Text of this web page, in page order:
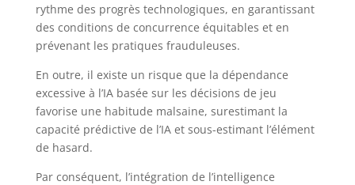
rythme des progrès technologiques, en garantissant
des conditions de concurrence équitables et en
prévenant les pratiques frauduleuses.
En outre, il existe un risque que la dépendance
excessive à l’IA basée sur les décisions de jeu
favorise une habitude malsaine, surestimant la
capacité prédictive de l’IA et sous-estimant l’élément
de hasard.
Par conséquent, l’intégration de l’intelligence